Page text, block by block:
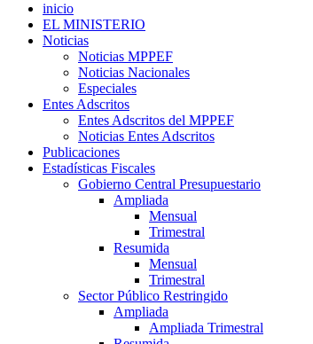
inicio
EL MINISTERIO
Noticias
Noticias MPPEF
Noticias Nacionales
Especiales
Entes Adscritos
Entes Adscritos del MPPEF
Noticias Entes Adscritos
Publicaciones
Estadísticas Fiscales
Gobierno Central Presupuestario
Ampliada
Mensual
Trimestral
Resumida
Mensual
Trimestral
Sector Público Restringido
Ampliada
Ampliada Trimestral